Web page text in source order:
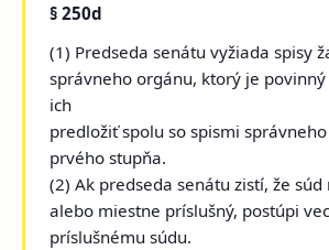
§ 250d
(1) Predseda senátu vyžiada spisy
správneho orgánu, ktorý je
ich
predložiť spolu so spismi
prvého stupňa.
(2) Ak predseda senátu zistí, že súd
alebo miestne príslušný, postúpi
príslušnému súdu.